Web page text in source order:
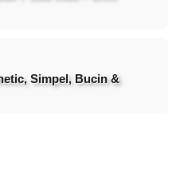
Simpel, Bucin &